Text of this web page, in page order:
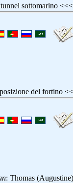
sottomarino <<<
del fortino
: Thomas